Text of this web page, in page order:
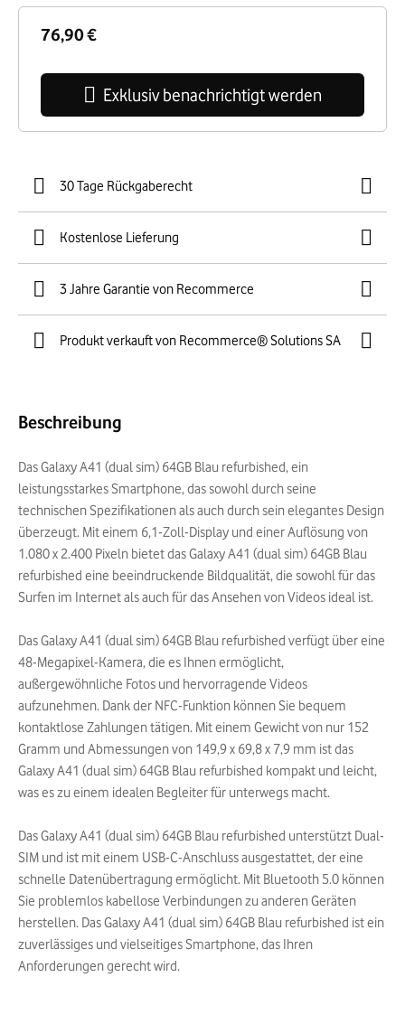
76,90 €
Exklusiv benachrichtigt werden
30 Tage Rückgaberecht
Kostenlose Lieferung
3 Jahre Garantie von Recommerce
Produkt verkauft von Recommerce® Solutions SA
Beschreibung
Das Galaxy A41 (dual sim) 64GB Blau refurbished, ein
leistungsstarkes Smartphone, das sowohl durch seine
technischen Spezifikationen als auch durch sein elegantes Design
überzeugt. Mit einem 6,1-Zoll-Display und einer Auflösung von
1.080 x 2.400 Pixeln bietet das Galaxy A41 (dual sim) 64GB Blau
refurbished eine beeindruckende Bildqualität, die sowohl für das
Surfen im Internet als auch für das Ansehen von Videos ideal ist.
Das Galaxy A41 (dual sim) 64GB Blau refurbished verfügt über eine
48-Megapixel-Kamera, die es Ihnen ermöglicht,
außergewöhnliche Fotos und hervorragende Videos
aufzunehmen. Dank der NFC-Funktion können Sie bequem
kontaktlose Zahlungen tätigen. Mit einem Gewicht von nur 152
Gramm und Abmessungen von 149,9 x 69,8 x 7,9 mm ist das
Galaxy A41 (dual sim) 64GB Blau refurbished kompakt und leicht,
was es zu einem idealen Begleiter für unterwegs macht.
Das Galaxy A41 (dual sim) 64GB Blau refurbished unterstützt Dual-
SIM und ist mit einem USB-C-Anschluss ausgestattet, der eine
schnelle Datenübertragung ermöglicht. Mit Bluetooth 5.0 können
Sie problemlos kabellose Verbindungen zu anderen Geräten
herstellen. Das Galaxy A41 (dual sim) 64GB Blau refurbished ist ein
zuverlässiges und vielseitiges Smartphone, das Ihren
Anforderungen gerecht wird.